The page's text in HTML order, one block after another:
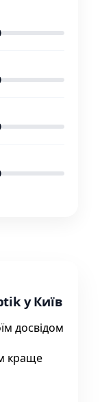
у Київ
досвідом
краще